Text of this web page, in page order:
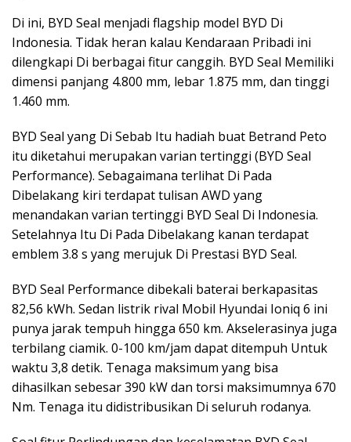
Di ini, BYD Seal menjadi flagship model BYD Di
Indonesia. Tidak heran kalau Kendaraan Pribadi ini
dilengkapi Di berbagai fitur canggih. BYD Seal Memiliki
dimensi panjang 4.800 mm, lebar 1.875 mm, dan tinggi
1.460 mm.
BYD Seal yang Di Sebab Itu hadiah buat Betrand Peto
itu diketahui merupakan varian tertinggi (BYD Seal
Performance). Sebagaimana terlihat Di Pada
Dibelakang kiri terdapat tulisan AWD yang
menandakan varian tertinggi BYD Seal Di Indonesia.
Setelahnya Itu Di Pada Dibelakang kanan terdapat
emblem 3.8 s yang merujuk Di Prestasi BYD Seal.
BYD Seal Performance dibekali baterai berkapasitas
82,56 kWh. Sedan listrik rival Mobil Hyundai Ioniq 6 ini
punya jarak tempuh hingga 650 km. Akselerasinya juga
terbilang ciamik. 0-100 km/jam dapat ditempuh Untuk
waktu 3,8 detik. Tenaga maksimum yang bisa
dihasilkan sebesar 390 kW dan torsi maksimumnya 670
Nm. Tenaga itu didistribusikan Di seluruh rodanya.